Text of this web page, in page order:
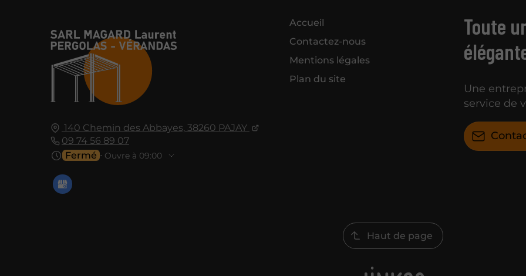
140 Chemin des Abbayes, 38260 PAJAY
09 74 56 89 07
Fermé ⋅ Ouvre à 09:00
Accueil
Contactez-nous
Mentions légales
Plan du site
Toute
Une
service de
Haut de page